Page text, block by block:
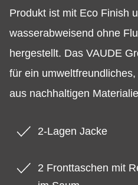
Produkt ist mit Eco Finish
wasserabweisend ohne
hergestellt. Das VAUDE
für ein
aus nachhaltigen
2-Lagen Jacke
2 Fronttaschen mit